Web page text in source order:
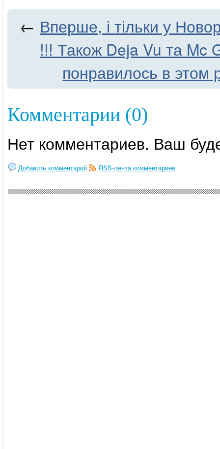
← Вперше, і тільки у
!!! Також Deja Vu та Mc
понравилось в
Комментарии (0)
Нет комментариев. Ваш
Добавить комментарий RSS-лента комментариев